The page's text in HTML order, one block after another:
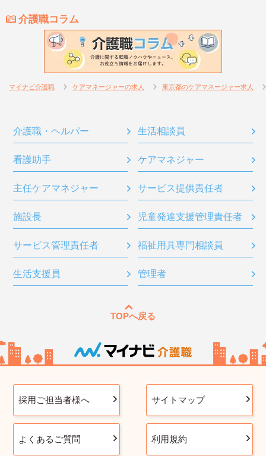
介護職コラム
マイナビ介護職 ケアマネージャーの求人 東京都のケアマネージャー求人
介護職・ヘルパー 生活相談員
看護助手 ケアマネジャー
主任ケアマネジャー サービス提供責任者
施設長 児童発達支援管理責任者
サービス管理責任者 福祉用具専門相談員
生活支援員 管理者
TOPへ戻る
採用ご担当者様へ サイトマップ
よくあるご質問 利用規約